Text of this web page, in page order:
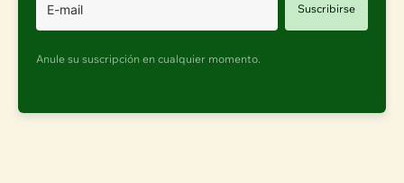
Suscribirse
Anule su suscripción en cualquier momento.